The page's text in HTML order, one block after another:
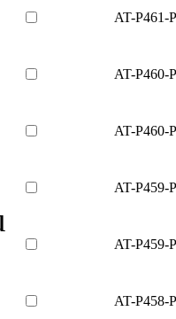
AT-P461-
AT-P460-
AT-P460-
AT-P459-
AT-P459-
AT-P458-